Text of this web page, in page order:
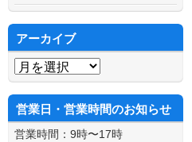
アーカイブ
アーカイブ
営業日・営業時間のお知らせ
営業時間：9時〜17時